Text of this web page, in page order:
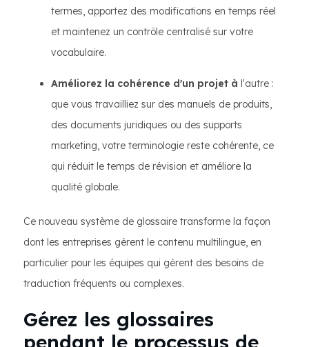
termes, apportez des modifications en temps réel
et maintenez un contrôle centralisé sur votre
vocabulaire.
Améliorez la cohérence d'un projet à l'autre :
que vous travailliez sur des manuels de produits,
des documents juridiques ou des supports
marketing, votre terminologie reste cohérente, ce
qui réduit le temps de révision et améliore la
qualité globale.
Ce nouveau système de glossaire transforme la façon
dont les entreprises gèrent le contenu multilingue, en
particulier pour les équipes qui gèrent des besoins de
traduction fréquents ou complexes.
Gérez les glossaires
pendant le processus de